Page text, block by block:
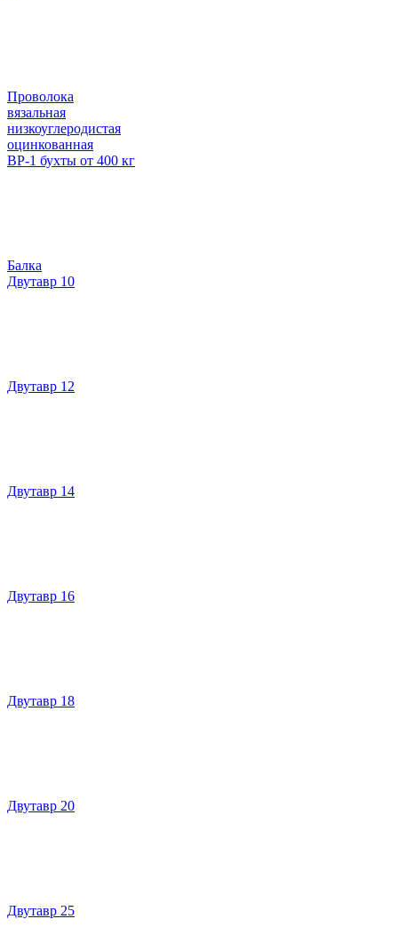
Проволока
вязальная
низкоуглеродистая
оцинкованная
ВР-1 бухты от 400 кг
Балка
Двутавр 10
Двутавр 12
Двутавр 14
Двутавр 16
Двутавр 18
Двутавр 20
Двутавр 25